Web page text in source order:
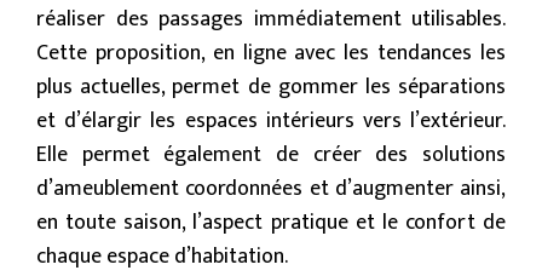
réaliser des passages immédiatement utilisables.
Cette proposition, en ligne avec les tendances les
plus actuelles, permet de gommer les séparations
et d’élargir les espaces intérieurs vers l’extérieur.
Elle permet également de créer des solutions
d’ameublement coordonnées et d’augmenter ainsi,
en toute saison, l’aspect pratique et le confort de
chaque espace d’habitation.